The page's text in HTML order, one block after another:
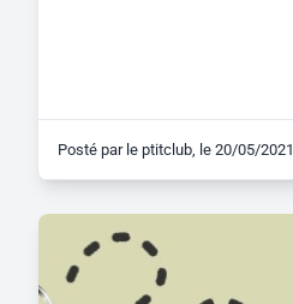
Posté par le ptitclub, le 20/05/2021